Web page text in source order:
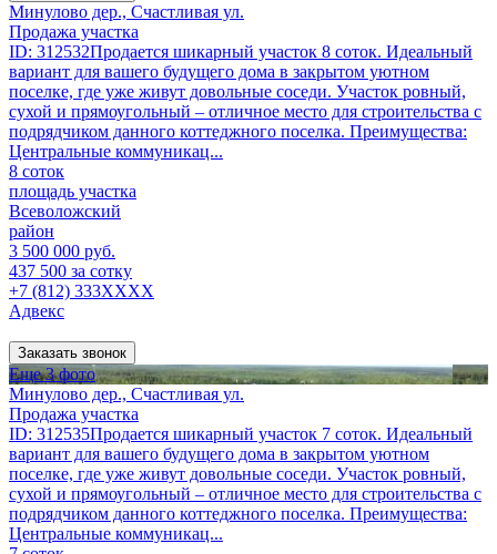
Минулово дер., Счастливая ул.
Продажа участка
ID: 312532Продается шикарный участок 8 соток. Идеальный
вариант для вашего будущего дома в закрытом уютном
поселке, где уже живут довольные соседи. Участок ровный,
сухой и прямоугольный – отличное место для строительства с
подрядчиком данного коттеджного поселка. Преимущества:
Центральные коммуникац...
8 соток
площадь участка
Всеволожский
район
3 500 000 руб.
437 500 за сотку
+7 (812) 333XXXX
Адвекс
Заказать звонок
Еще 3 фото
Минулово дер., Счастливая ул.
Продажа участка
ID: 312535Продается шикарный участок 7 соток. Идеальный
вариант для вашего будущего дома в закрытом уютном
поселке, где уже живут довольные соседи. Участок ровный,
сухой и прямоугольный – отличное место для строительства с
подрядчиком данного коттеджного поселка. Преимущества:
Центральные коммуникац...